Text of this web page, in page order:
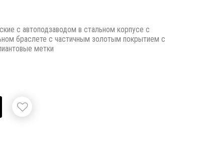
с автоподзаводом в стальном корпусе с
браслете с частичным золотым покрытием с
метки